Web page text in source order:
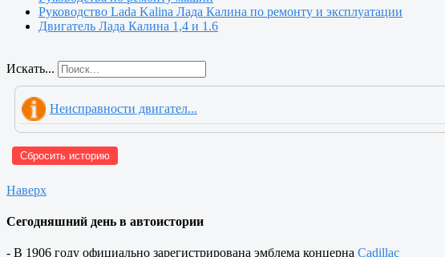
Руководство Lada Kalina Лада Калина по ремонту и эксплуатации
Двигатель Лада Калина 1,4 и 1.6
Искать...
Неисправности двигател...
Сбросить историю
Наверх
Сегодняшний день в автоистории
- В 1906 году официально зарегистрирована эмблема концерна Cadillac